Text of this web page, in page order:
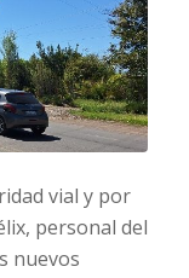
vial y por
personal del
nuevos